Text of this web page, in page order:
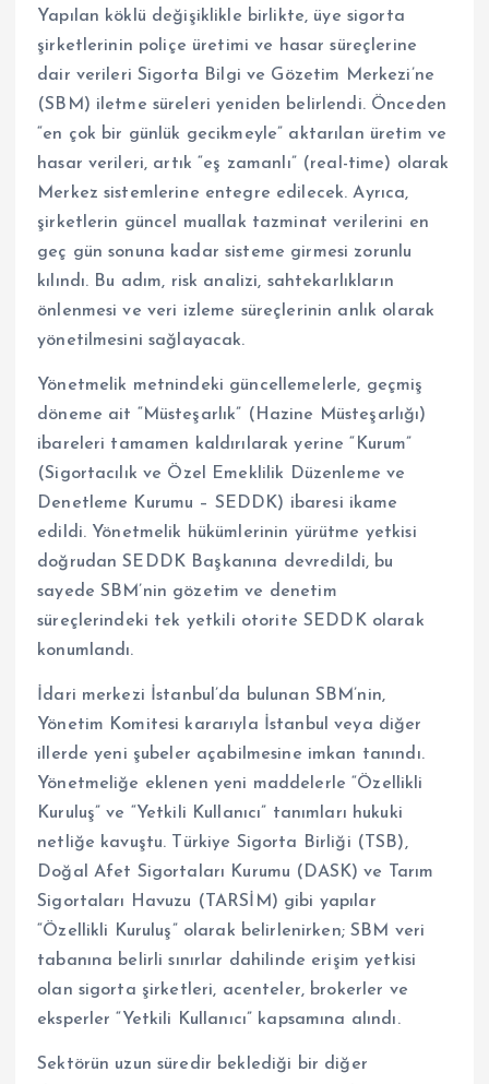
Yapılan köklü değişiklikle birlikte, üye sigorta
şirketlerinin poliçe üretimi ve hasar süreçlerine
dair verileri Sigorta Bilgi ve Gözetim Merkezi’ne
(SBM) iletme süreleri yeniden belirlendi. Önceden
“en çok bir günlük gecikmeyle” aktarılan üretim ve
hasar verileri, artık “eş zamanlı” (real-time) olarak
Merkez sistemlerine entegre edilecek. Ayrıca,
şirketlerin güncel muallak tazminat verilerini en
geç gün sonuna kadar sisteme girmesi zorunlu
kılındı. Bu adım, risk analizi, sahtekarlıkların
önlenmesi ve veri izleme süreçlerinin anlık olarak
yönetilmesini sağlayacak.
Yönetmelik metnindeki güncellemelerle, geçmiş
döneme ait “Müsteşarlık” (Hazine Müsteşarlığı)
ibareleri tamamen kaldırılarak yerine “Kurum”
(Sigortacılık ve Özel Emeklilik Düzenleme ve
Denetleme Kurumu – SEDDK) ibaresi ikame
edildi. Yönetmelik hükümlerinin yürütme yetkisi
doğrudan SEDDK Başkanına devredildi, bu
sayede SBM’nin gözetim ve denetim
süreçlerindeki tek yetkili otorite SEDDK olarak
konumlandı.
İdari merkezi İstanbul’da bulunan SBM’nin,
Yönetim Komitesi kararıyla İstanbul veya diğer
illerde yeni şubeler açabilmesine imkan tanındı.
Yönetmeliğe eklenen yeni maddelerle “Özellikli
Kuruluş” ve “Yetkili Kullanıcı” tanımları hukuki
netliğe kavuştu. Türkiye Sigorta Birliği (TSB),
Doğal Afet Sigortaları Kurumu (DASK) ve Tarım
Sigortaları Havuzu (TARSİM) gibi yapılar
“Özellikli Kuruluş” olarak belirlenirken; SBM veri
tabanına belirli sınırlar dahilinde erişim yetkisi
olan sigorta şirketleri, acenteler, brokerler ve
eksperler “Yetkili Kullanıcı” kapsamına alındı.
Sektörün uzun süredir beklediği bir diğer